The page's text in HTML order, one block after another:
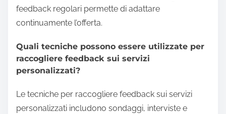
feedback regolari permette di adattare
continuamente l’offerta.
Quali tecniche possono essere utilizzate per
raccogliere feedback sui servizi
personalizzati?
Le tecniche per raccogliere feedback sui servizi
personalizzati includono sondaggi, interviste e